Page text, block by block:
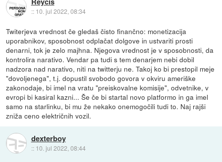
:: 10. jul 2022, 08:34
Twiterjeva vrednost če gledaš čisto finančno: monetizacija
uporabnikov, sposobnost odplačat dolgove in ustvariti prosti
denarni, tok je zelo majhna. Njegova vrednost je v sposobnosti, da
kontrolira narativo. Vendar pa tudi s tem denarjem nebi dobil
nadzora nad narativo, niti na twitterju ne. Takoj ko bi prestopil meje
"dovoljenega", t.j. dopustil svobodo govora v okviru ameriške
zakonodaje, bi imel na vratu "preiskovalne komisije", odvetnike, v
evropi bi kasiral kazni... Še če bi startal novo platformo in ga imel
samo na starlinku, bi mu že nekako onemogočili tudi to. Naj rajši
zniža ceno električnih vozil.
dexterboy
:: 10. jul 2022, 08:44